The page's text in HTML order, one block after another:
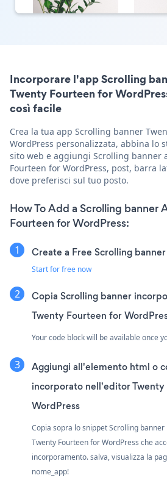
Incorporare l'app Scrolling
Twenty Fourteen for
così facile
Crea la tua app Scrolling banner
WordPress personalizzata, abbina lo
sito web e aggiungi Scrolling banner
Fourteen for WordPress, post, barra
dove preferisci sul tuo posto.
How To Add a Scrolling banner
Fourteen for WordPress:
Create a Free Scrolling
Start for free now
Copia Scrolling banner
Twenty Fourteen for
Your code block will be available once
Aggiungi all'elemento html o
incorporato nell'editor
WordPress
Copia sopra lo snippet Scrolling
Twenty Fourteen for WordPress che
incorporamento. salva, visualizza la
nome_app!